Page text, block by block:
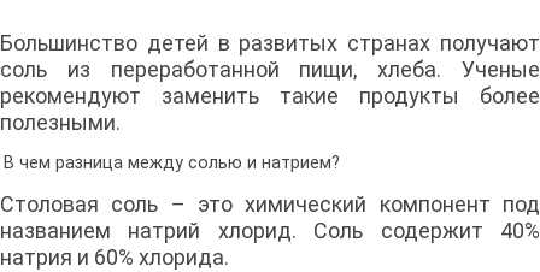
Большинство детей в развитых странах получают
соль из переработанной пищи, хлеба. Ученые
рекомендуют заменить такие продукты более
полезными.
В чем разница между солью и натрием?
Столовая соль – это химический компонент под
названием натрий хлорид. Соль содержит 40%
натрия и 60% хлорида.